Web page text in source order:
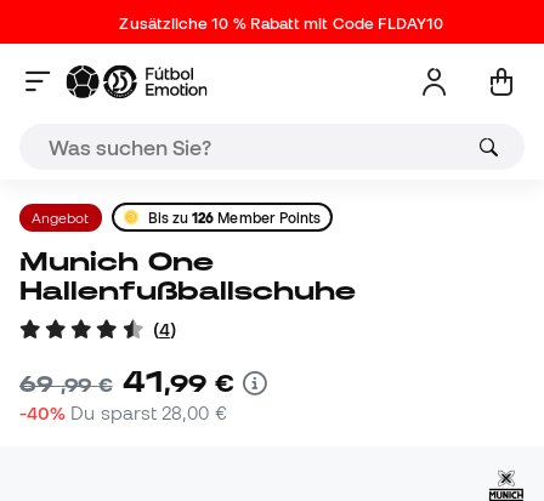
Zusätzliche 10 % Rabatt mit Code FLDAY10
Angebot Bis zu126 Member Points
Munich One
Hallenfußballschuhe
(4)
69,99 € 41,99 €
-40% Du sparst 28,00 €